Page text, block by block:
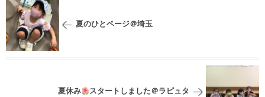
夏のひとページ＠埼玉
夏休み スタートしました＠ラピュタ